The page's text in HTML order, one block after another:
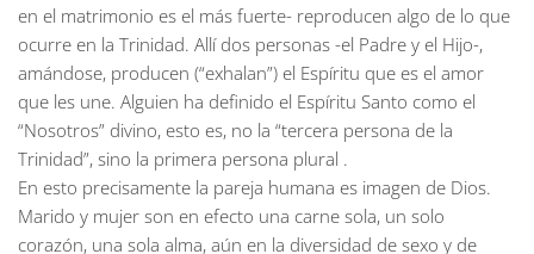
en el matrimonio es el más fuerte- reproducen algo de lo que
ocurre en la Trinidad. Allí dos personas -el Padre y el Hijo-,
amándose, producen (“exhalan”) el Espíritu que es el amor
que les une. Alguien ha definido el Espíritu Santo como el
“Nosotros” divino, esto es, no la “tercera persona de la
Trinidad”, sino la primera persona plural .
En esto precisamente la pareja humana es imagen de Dios.
Marido y mujer son en efecto una carne sola, un solo
corazón, una sola alma, aún en la diversidad de sexo y de